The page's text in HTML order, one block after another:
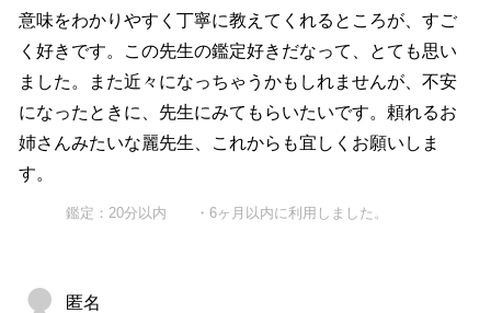
意味をわかりやすく丁寧に教えてくれるところが、すご
く好きです。この先生の鑑定好きだなって、とても思い
ました。また近々になっちゃうかもしれませんが、不安
になったときに、先生にみてもらいたいです。頼れるお
姉さんみたいな麗先生、これからも宜しくお願いしま
す。
鑑定：20分以内 ・6ヶ月以内に利用しました。
匿名